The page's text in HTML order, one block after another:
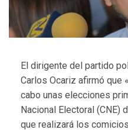
El dirigente del partido
Carlos Ocariz afirmó que
cabo unas elecciones
Nacional Electoral (CNE)
que realizará los